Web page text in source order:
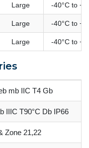
Large -40°C to
Large -40°C to
Large -40°C to
mb IIC T4 Gb
IIIC T90°C Db IP66
Zone 21,22